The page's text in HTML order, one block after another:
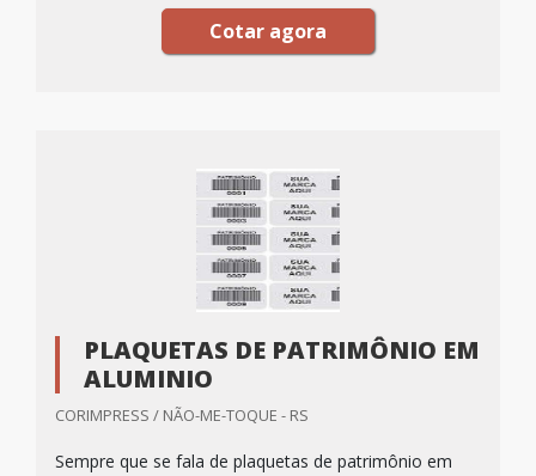
Cotar agora
PLAQUETAS DE PATRIMÔNIO EM
ALUMINIO
CORIMPRESS / NÃO-ME-TOQUE - RS
Sempre que se fala de plaquetas de patrimônio em